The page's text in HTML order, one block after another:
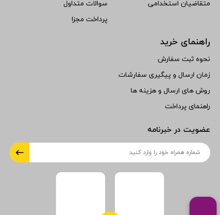
متقاضیان استخدامی
سوالات متداول
پرداخت مجزا
راهنمای خرید
نحوه ثبت سفارش
زمان ارسال و پیگیری سفارشات
روش های ارسال و هزینه ها
راهنمای پرداخت
عضویت در خبرنامه